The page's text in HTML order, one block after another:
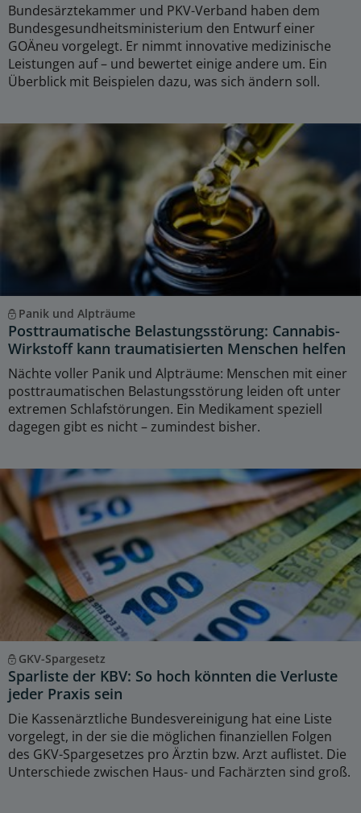
Bundesärztekammer und PKV-Verband haben dem
Bundesgesundheitsministerium den Entwurf einer
GOÄneu vorgelegt. Er nimmt innovative medizinische
Leistungen auf – und bewertet einige andere um. Ein
Überblick mit Beispielen dazu, was sich ändern soll.
Panik und Alpträume
Posttraumatische Belastungsstörung: Cannabis-
Wirkstoff kann traumatisierten Menschen helfen
Nächte voller Panik und Alpträume: Menschen mit einer
posttraumatischen Belastungsstörung leiden oft unter
extremen Schlafstörungen. Ein Medikament speziell
dagegen gibt es nicht – zumindest bisher.
GKV-Spargesetz
Sparliste der KBV: So hoch könnten die Verluste
jeder Praxis sein
Die Kassenärztliche Bundesvereinigung hat eine Liste
vorgelegt, in der sie die möglichen finanziellen Folgen
des GKV-Spargesetzes pro Ärztin bzw. Arzt auflistet. Die
Unterschiede zwischen Haus- und Fachärzten sind groß.